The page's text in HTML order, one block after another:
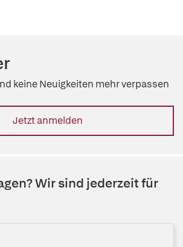
keine Neuigkeiten mehr verpassen
Jetzt anmelden
Wir sind jederzeit für